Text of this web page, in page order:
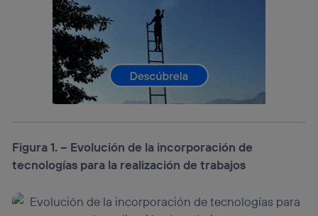
Figura 1. – Evolución de la incorporación de
tecnologías para la realización de trabajos
Puedes gestionar los consentimientos Utiq seleccionando
“Administrar Utiq” en la parte inferior de esta página web o
visitando el portal de privacidad de Utiq
(“consenthub”). Para más información, consulta
política de privacidad de Utiq.